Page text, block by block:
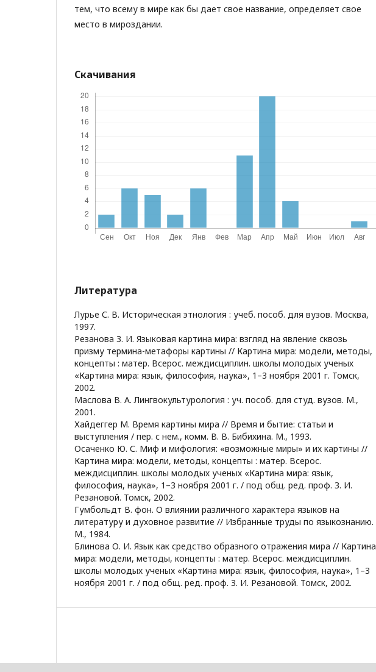
тем, что всему в мире как бы дает свое название, определяет свое
место в мироздании.
Скачивания
Литература
Лурье С. В. Историческая этнология : учеб. пособ. для вузов. Москва,
1997.
Резанова З. И. Языковая картина мира: взгляд на явление сквозь
призму термина-метафоры картины // Картина мира: модели, методы,
концепты : матер. Всерос. междисциплин. школы молодых ученых
«Картина мира: язык, философия, наука», 1–3 ноября 2001 г. Томск,
2002.
Маслова В. А. Лингвокультурология : уч. пособ. для студ. вузов. М.,
2001.
Хайдеггер М. Время картины мира // Время и бытие: статьи и
выступления / пер. с нем., комм. В. В. Бибихина. М., 1993.
Осаченко Ю. С. Миф и мифология: «возможные миры» и их картины //
Картина мира: модели, методы, концепты : матер. Всерос.
междисциплин. школы молодых ученых «Картина мира: язык,
философия, наука», 1–3 ноября 2001 г. / под общ. ред. проф. З. И.
Резановой. Томск, 2002.
Гумбольдт В. фон. О влиянии различного характера языков на
литературу и духовное развитие // Избранные труды по языкознанию.
М., 1984.
Блинова О. И. Язык как средство образного отражения мира // Картина
мира: модели, методы, концепты : матер. Всерос. междисциплин.
школы молодых ученых «Картина мира: язык, философия, наука», 1–3
ноября 2001 г. / под общ. ред. проф. З. И. Резановой. Томск, 2002.